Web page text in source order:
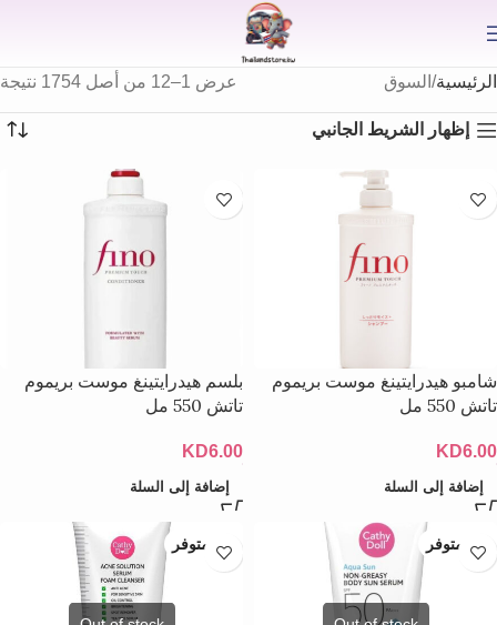
الرئيسية السوق عرض 1–12 من أصل 1754 نتيجة
إظهار الشريط الجانبي
شامبو هيدرايتينغ موست بريموم
تاتش 550 مل
KD6.00
إضافة إلى السلة
بلسم هيدرايتينغ موست بريموم
تاتش 550 مل
KD6.00
إضافة إلى السلة
غير متوفر غير متوفر